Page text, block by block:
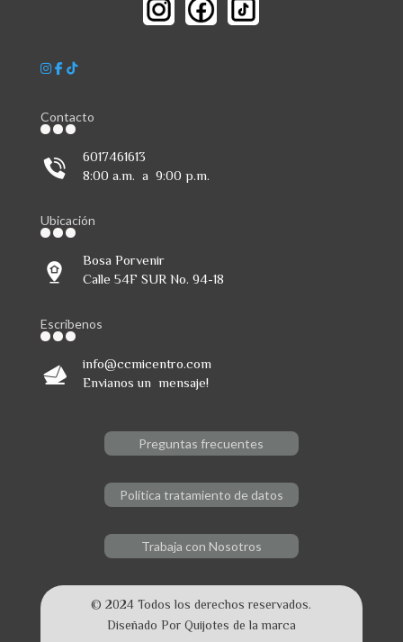
Contacto
6017461613
8:00 a.m. a 9:00 p.m.
Ubicación
Bosa Porvenir
Calle 54F SUR No. 94-18
Escribenos
info@ccmicentro.com
Envianos un mensaje!
Preguntas frecuentes
Política tratamiento de datos
Trabaja con Nosotros
© 2024 Todos los derechos reservados.
Diseñado Por Quijotes de la marca